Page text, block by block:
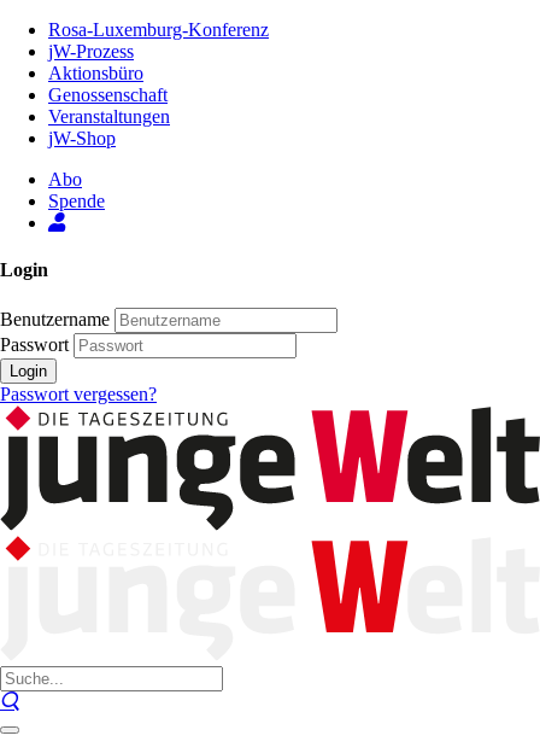
Inhalt
Seite
Rosa-Luxemburg-Konferenz
jW-Prozess
Aktionsbüro
Genossenschaft
Veranstaltungen
jW-Shop
Abo
Spende
Login
Benutzername
Passwort
Login
Passwort vergessen?